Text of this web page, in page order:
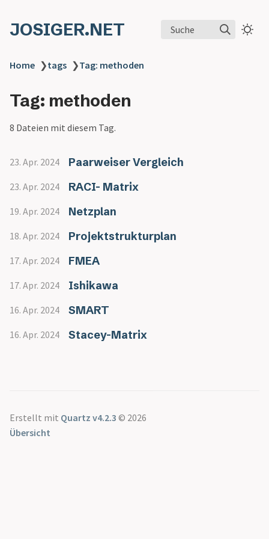
JOSIGER.NET Suche
Home ❯tags ❯Tag: methoden
Tag: methoden
8 Dateien mit diesem Tag.
23. Apr. 2024 Paarweiser Vergleich
23. Apr. 2024 RACI- Matrix
19. Apr. 2024 Netzplan
18. Apr. 2024 Projektstrukturplan
17. Apr. 2024 FMEA
17. Apr. 2024 Ishikawa
16. Apr. 2024 SMART
16. Apr. 2024 Stacey-Matrix
Erstellt mit Quartz v4.2.3 © 2026
Übersicht